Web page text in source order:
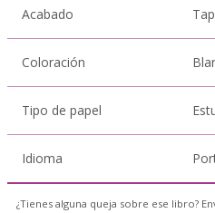
Acabado
Coloración
Tipo de papel
Idioma
¿Tienes alguna queja sobre ese libro?